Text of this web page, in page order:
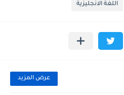
اللغة الانجليزية
عرض المزيد